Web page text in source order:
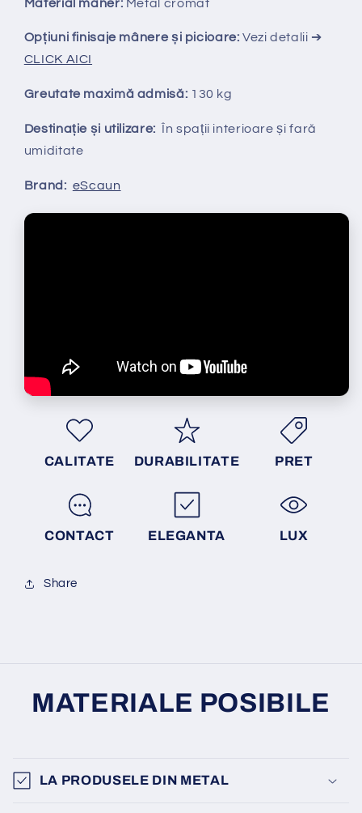
Material maner: Metal cromat
Opțiuni finisaje mânere și picioare:Vezi detalii ➔
CLICK AICI
Greutate maximă admisă: 130 kg
Destinație și utilizare: În spații interioare și fară
umiditate
Brand: eScaun
CALITATE DURABILITATE PRET
CONTACT ELEGANTA LUX
Share
MATERIALE POSIBILE
LA PRODUSELE DIN METAL